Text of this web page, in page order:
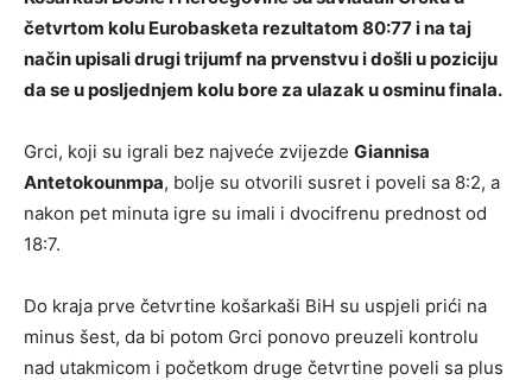
četvrtom kolu Eurobasketa rezultatom 80:77 i na taj
način upisali drugi trijumf na prvenstvu i došli u poziciju
da se u posljednjem kolu bore za ulazak u osminu finala.
Grci, koji su igrali bez najveće zvijezde Giannisa
Antetokounmpa, bolje su otvorili susret i poveli sa 8:2, a
nakon pet minuta igre su imali i dvocifrenu prednost od
18:7.
Do kraja prve četvrtine košarkaši BiH su uspjeli prići na
minus šest, da bi potom Grci ponovo preuzeli kontrolu
nad utakmicom i početkom druge četvrtine poveli sa plus